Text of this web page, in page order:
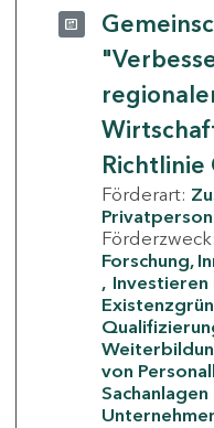
Richtlinie
Förderart:
Förderzweck:
Forschung,
Investieren
von